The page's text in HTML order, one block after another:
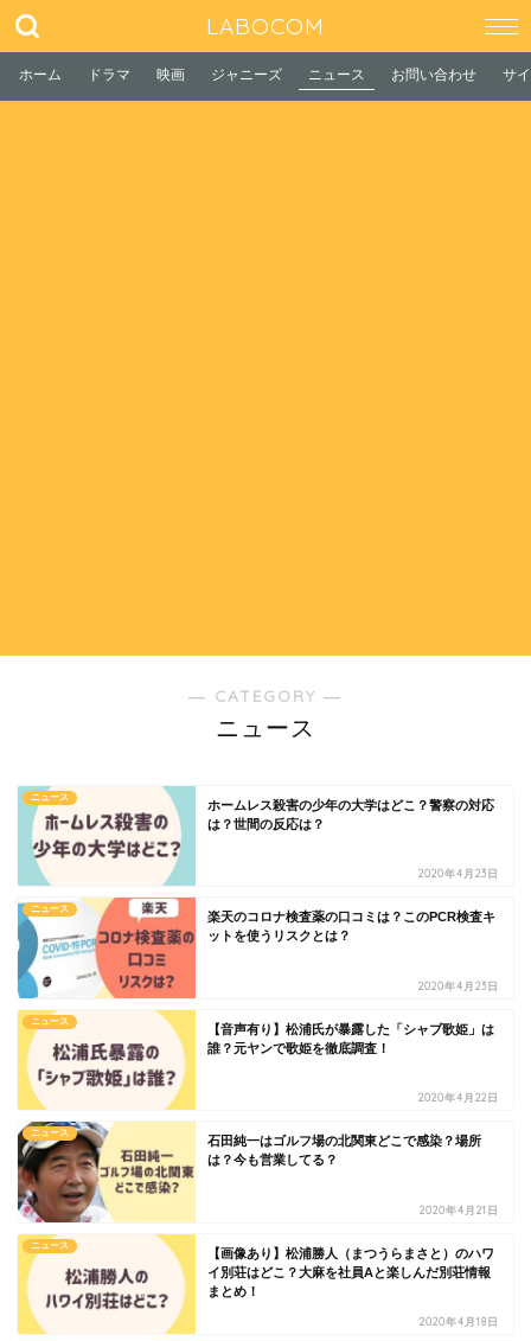
LABOCOM
ホーム ドラマ 映画 ジャニーズ ニュース お問い合わせ サ
― CATEGORY ―
ニュース
ニュース
ホームレス殺害の少年の大学はどこ？警察の対応
は？世間の反応は？
2020年4月23日
ニュース
楽天のコロナ検査薬の口コミは？このPCR検査キ
ットを使うリスクとは？
2020年4月23日
ニュース
【音声有り】松浦氏が暴露した「シャブ歌姫」は
誰？元ヤンで歌姫を徹底調査！
2020年4月22日
ニュース
石田純一はゴルフ場の北関東どこで感染？場所
は？今も営業してる？
2020年4月21日
ニュース
【画像あり】松浦勝人（まつうらまさと）のハワ
イ別荘はどこ？大麻を社員Aと楽しんだ別荘情報
まとめ！
2020年4月18日